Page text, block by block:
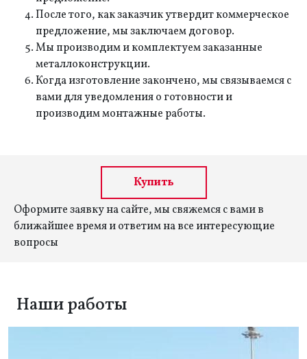
После того, как заказчик утвердит коммерческое
предложение, мы заключаем договор.
Мы производим и комплектуем заказанные
металлоконструкции.
Когда изготовление закончено, мы связываемся с
вами для уведомления о готовности и
производим монтажные работы.
Купить
Оформите заявку на сайте, мы свяжемся с вами в
ближайшее время и ответим на все интересующие
вопросы
Наши работы